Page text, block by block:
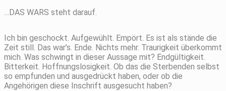
…DAS WARS steht darauf.
Ich bin geschockt. Aufgewühlt. Empört. Es ist als stände die
Zeit still. Das war’s. Ende. Nichts mehr. Traurigkeit überkommt
mich. Was schwingt in dieser Aussage mit? Endgültigkeit.
Bitterkeit. Hoffnungslosigkeit. Ob das die Sterbenden selbst
so empfunden und ausgedrückt haben, oder ob die
Angehörigen diese Inschrift ausgesucht haben?